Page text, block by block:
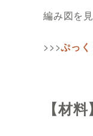
編み図を
>>>ぷっ
【材料】